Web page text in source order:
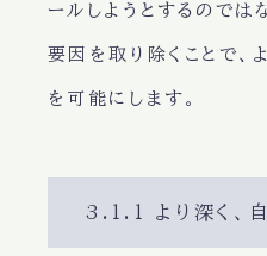
ールしようとするのでは
要因を取り除くことで、
を可能にします。
3.1.1 より深く、